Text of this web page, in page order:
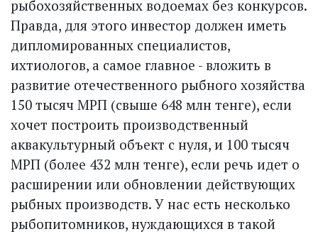
рыбохозяйственных водоемах без конкурсов.
Правда, для этого инвестор должен иметь
дипломированных специалистов,
ихтиологов, а самое главное - вложить в
развитие отечественного рыбного хозяйства
150 тысяч МРП (свыше 648 млн тенге), если
хочет построить производственный
аквакультурный объект с нуля, и 100 тысяч
МРП (более 432 млн тенге), если речь идет о
расширении или обновлении действующих
рыбных производств. У нас есть несколько
рыбопитомников, нуждаю­щихся в такой